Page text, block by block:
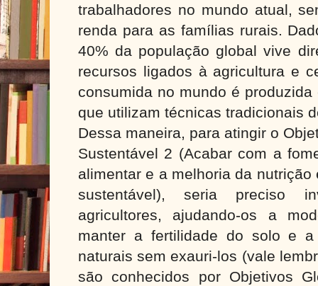
trabalhadores no mundo atual,
renda para as famílias rurais.
40% da população global vive
recursos ligados à agricultura e
consumida no mundo é
que utilizam técnicas tradicionais
Dessa maneira, para atingir o
Sustentável 2 (Acabar com a
alimentar e a melhoria da
sustentável), seria preciso
agricultores, ajudando-os a
manter a fertilidade do solo e a
naturais sem exauri-los (vale
são conhecidos por Objetivos